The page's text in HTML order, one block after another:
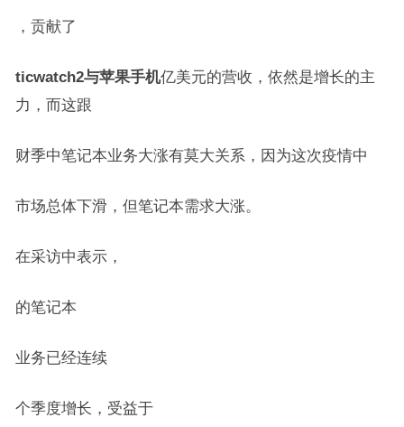
，贡献了
ticwatch2与苹果手机亿美元的营收，依然是增长的主
力，而这跟
财季中笔记本业务大涨有莫大关系，因为这次疫情中
市场总体下滑，但笔记本需求大涨。
在采访中表示，
的笔记本
业务已经连续
个季度增长，受益于